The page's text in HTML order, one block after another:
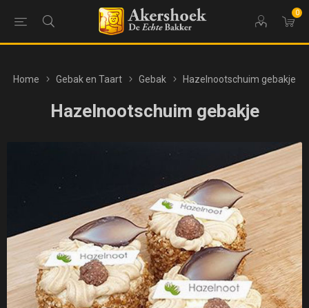
0
Home Gebak en Taart Gebak Hazelnootschuim gebakje
Hazelnootschuim gebakje